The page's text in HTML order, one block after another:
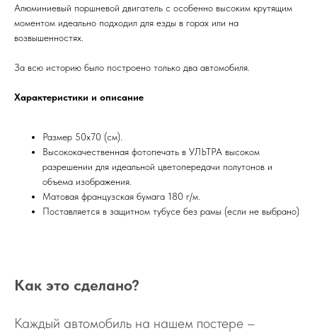
Алюминиевый поршневой двигатель с особенно высоким крутящим
моментом идеально подходил для езды в горах или на
возвышенностях.
За всю историю было построено только два автомобиля.
Характеристики и описание
Размер 50х70 (см).
Высококачественная фотопечать в УЛЬТРА высоком
разрешении для идеальной цветопередачи полутонов и
объема изображения.
Матовая французская бумага 180 г/м.
Поставляется в защитном тубусе без рамы (если не выбрано)
Как это сделано?
Каждый автомобиль на нашем постере –